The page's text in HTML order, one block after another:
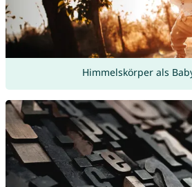
Himmelskörper als